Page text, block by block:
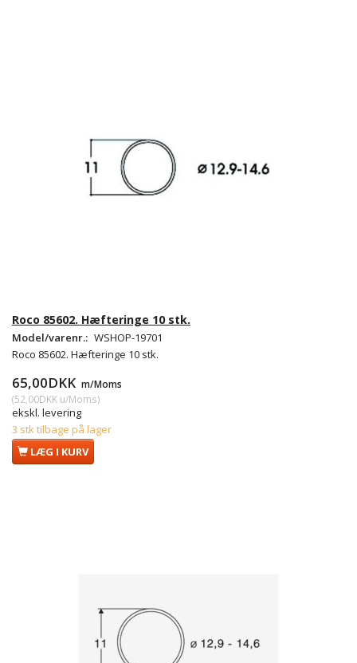
Roco 85602. Hæfteringe 10 stk.
Model/varenr.: WSHOP-19701
Roco 85602. Hæfteringe 10 stk.
65,00DKK m/Moms
(52,00DKK u/Moms)
ekskl. levering
3 stk tilbage på lager
LÆG I KURV